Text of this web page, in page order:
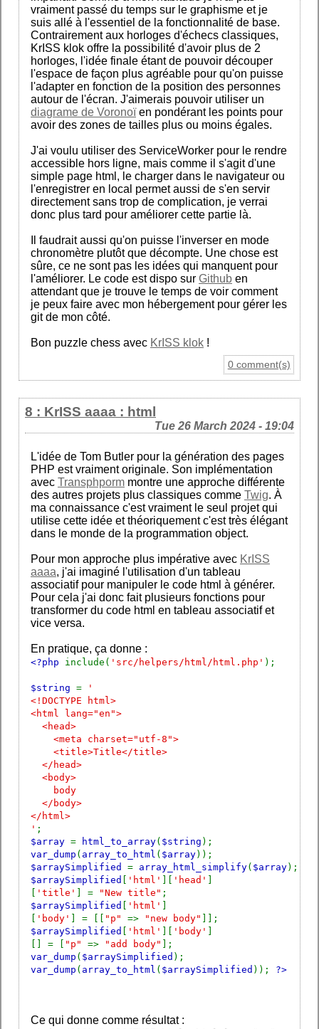
vraiment passé du temps sur le graphisme et je
suis allé à l'essentiel de la fonctionnalité de base.
Contrairement aux horloges d'échecs classiques,
KrISS klok offre la possibilité d'avoir plus de 2
horloges, l'idée finale étant de pouvoir découper
l'espace de façon plus agréable pour qu'on puisse
l'adapter en fonction de la position des personnes
autour de l'écran. J'aimerais pouvoir utiliser un
diagrame de Voronoïen pondérant les points pour
avoir des zones de tailles plus ou moins égales.
J'ai voulu utiliser des ServiceWorker pour le rendre
accessible hors ligne, mais comme il s'agit d'une
simple page html, le charger dans le navigateur ou
l'enregistrer en local permet aussi de s'en servir
directement sans trop de complication, je verrai
donc plus tard pour améliorer cette partie là.
Il faudrait aussi qu'on puisse l'inverser en mode
chronomètre plutôt que décompte. Une chose est
sûre, ce ne sont pas les idées qui manquent pour
l'améliorer. Le code est dispo sur Github en
attendant que je trouve le temps de voir comment
je peux faire avec mon hébergement pour gérer les
git de mon côté.
Bon puzzle chess avec KrISS klok !
0 comment(s)
8 : KrISS aaaa : html
Tue 26 March 2024 - 19:04
L'idée de Tom Butler pour la génération des pages
PHP est vraiment originale. Son implémentation
avec Transphporm montre une approche différente
des autres projets plus classiques comme Twig. À
ma connaissance c'est vraiment le seul projet qui
utilise cette idée et théoriquement c'est très élégant
dans le monde de la programmation object.
Pour mon approche plus impérative avec KrISS
aaaa, j'ai imaginé l'utilisation d'un tableau
associatif pour manipuler le code html à générer.
Pour cela j'ai donc fait plusieurs fonctions pour
transformer du code html en tableau associatif et
vice versa.
En pratique, ça donne :
<?php include( 'src/helpers/html/html.php' );
$string =
'
<!DOCTYPE html>
<html lang="en">
<head>
<meta charset="utf-8">
<title>Title</title>
</head>
<body>
body
</body>
</html>
' ;
$array = html_to_array( $string );
var_dump ( array_to_html ( $array));
$arraySimplified = array_html_simplify( $array);
$arraySimplified [ 'html' ][ 'head' ]
[ 'title' ] = "New title" ;
$arraySimplified [ 'html' ]
[ 'body' ] = [[ "p" => "new body" ]];
$arraySimplified [ 'html' ][ 'body' ]
[] = [ "p" => "add body" ];
var_dump ( $arraySimplified );
var_dump ( array_to_html ( $arraySimplified )); ?>
Ce qui donne comme résultat :